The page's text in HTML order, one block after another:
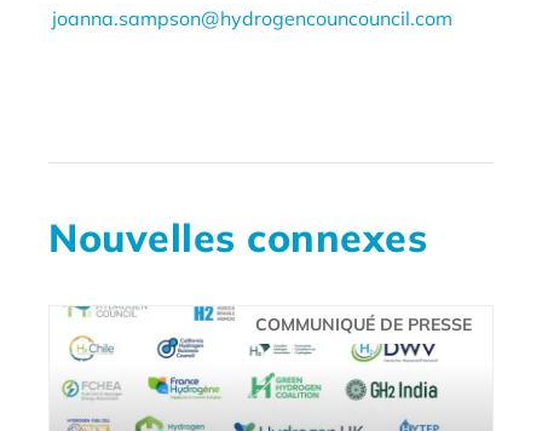
joanna.sampson@hydrogencouncouncil.com
Nouvelles connexes
COMMUNIQUÉ DE PRESSE